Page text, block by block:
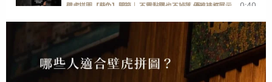
壁虎拼圖【葵兔】開箱｜ 不需黏膠也不掉落 優雅裱框展示 0:40
一分鐘開箱【歡迎回家】快樂小狗勾 1:00
GECKO POWER PUZZLE ENGLISH DEMONSTRATION 2:38